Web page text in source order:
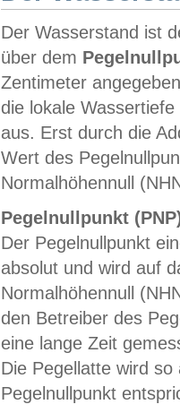
Der Wasserstand ist
über dem
Zentimeter
die lokale
aus. Erst durch die
Wert des
Normalhöhennull
Pegelnullpunkt
Der Pegelnullpunkt
absolut und wird auf
Normalhöhennull
den Betreiber des
eine lange Zeit
Die Pegellatte wird
Pegelnullpunkt